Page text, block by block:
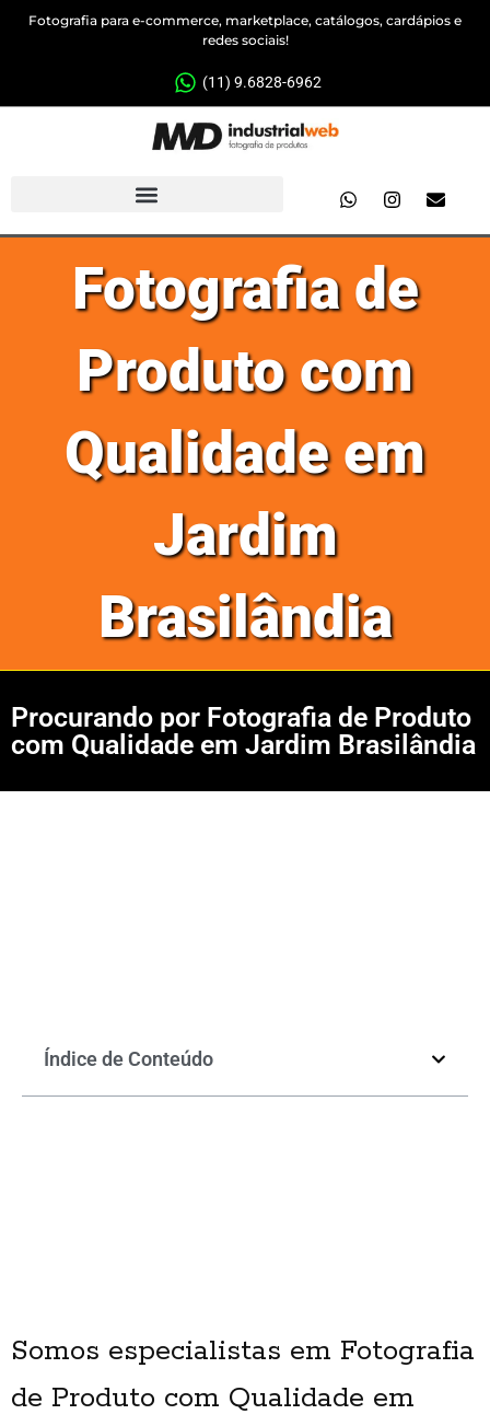
Fotografia para e-commerce, marketplace, catálogos, cardápios e
redes sociais!
(11) 9.6828-6962
Fotografia de
Produto com
Qualidade em
Jardim
Brasilândia
Procurando por Fotografia de Produto
com Qualidade em Jardim Brasilândia
Índice de Conteúdo
Somos especialistas em Fotografia
de Produto com Qualidade em